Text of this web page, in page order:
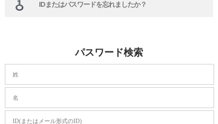
IDまたはパスワードを忘れましたか？
パスワード検索
姓
名
ID(またはメール形式のID)